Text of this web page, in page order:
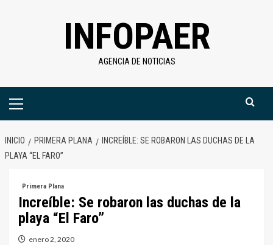
INFOPAER
AGENCIA DE NOTICIAS
Menú
INICIO PRIMERA PLANA
INCREÍBLE: SE ROBARON LAS DUCHAS DE LA
PLAYA “EL FARO”
Primera Plana
Increíble: Se robaron las duchas de la
playa “El Faro”
enero 2, 2020